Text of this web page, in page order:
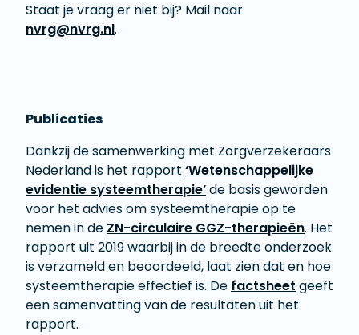
Staat je vraag er niet bij? Mail naar
nvrg@nvrg.nl.
Publicaties
Dankzij de samenwerking met Zorgverzekeraars
Nederland is het rapport ‘Wetenschappelijke
evidentie systeemtherapie’de basis geworden
voor het advies om systeemtherapie op te
nemen in de ZN-circulaire GGZ-therapieën. Het
rapport uit 2019 waarbij in de breedte onderzoek
is verzameld en beoordeeld, laat zien dat en hoe
systeemtherapie effectief is. De factsheet geeft
een samenvatting van de resultaten uit het
rapport.